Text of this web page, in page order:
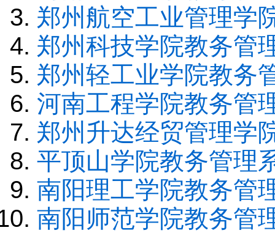
郑州航空工业管理学
郑州科技学院教务管
郑州轻工业学院教务
河南工程学院教务管
郑州升达经贸管理学
平顶山学院教务管理
南阳理工学院教务管
南阳师范学院教务管